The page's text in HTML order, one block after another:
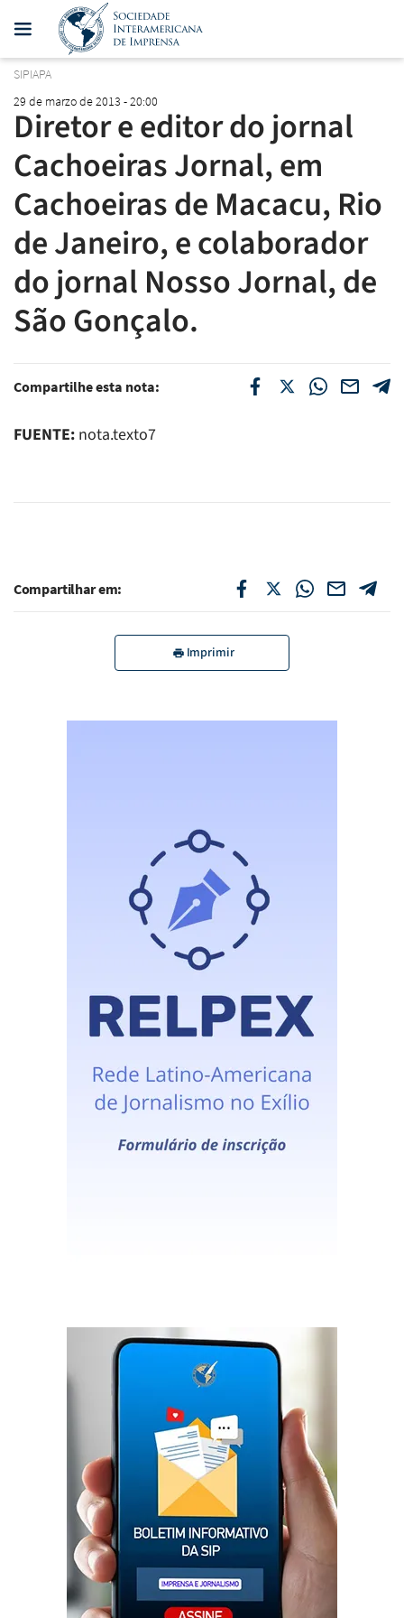
SIPIAPA
29 de marzo de 2013 - 20:00
Diretor e editor do jornal
Cachoeiras Jornal, em
Cachoeiras de Macacu, Rio
de Janeiro, e colaborador
do jornal Nosso Jornal, de
São Gonçalo.
Compartilhe esta nota:
FUENTE: nota.texto7
Compartilhar em:
Imprimir